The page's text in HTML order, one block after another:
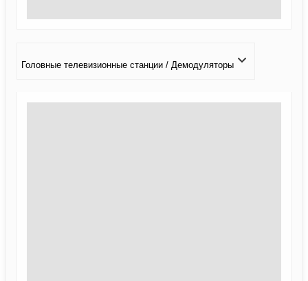
Головные телевизионные станции / Демодуляторы